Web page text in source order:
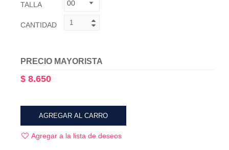
TALLA
CANTIDAD
PRECIO MAYORISTA
$ 8.650
AGREGAR AL CARRO
Agregar a la lista de deseos